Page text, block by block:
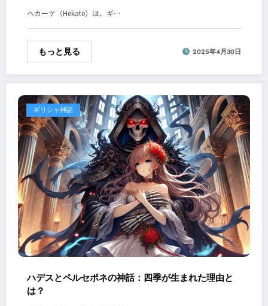
ヘカーテ（Hekate）は、ギ…
もっと見る 2025年4月30日
ギリシャ神話
ハデスとペルセポネの神話：四季が生まれた理由と
は？